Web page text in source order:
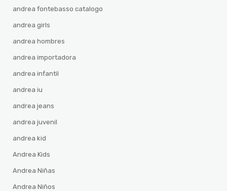
andrea fontebasso catalogo
andrea girls
andrea hombres
andrea importadora
andrea infantil
andrea iu
andrea jeans
andrea juvenil
andrea kid
Andrea Kids
Andrea Niñas
Andrea Niños